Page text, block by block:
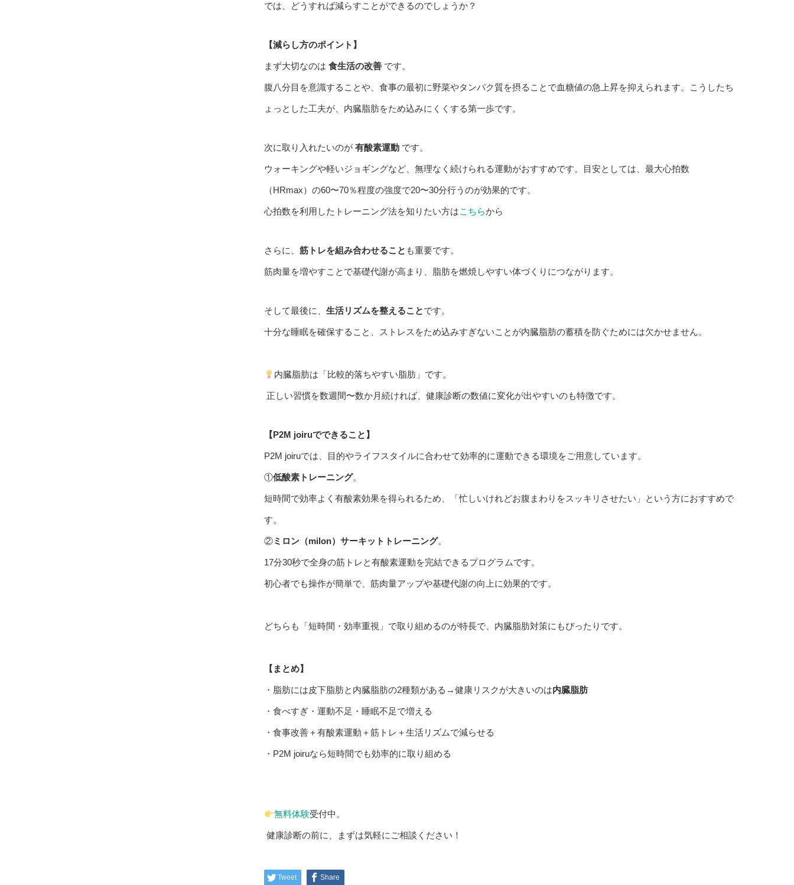
では、どうすれば減らすことができるのでしょうか？
【減らし方のポイント】
まず大切なのは 食生活の改善 です。
腹八分目を意識することや、食事の最初に野菜やタンパク質を摂ることで血糖値の急上昇を抑えられます。こうしたち
ょっとした工夫が、内臓脂肪をため込みにくくする第一歩です。
次に取り入れたいのが 有酸素運動 です。
ウォーキングや軽いジョギングなど、無理なく続けられる運動がおすすめです。目安としては、最大心拍数
（HRmax）の60〜70％程度の強度で20〜30分行うのが効果的です。
心拍数を利用したトレーニング法を知りたい方はこちらから
さらに、 筋トレを組み合わせること も重要です。
筋肉量を増やすことで基礎代謝が高まり、脂肪を燃焼しやすい体づくりにつながります。
そして最後に、 生活リズムを整えることです。
十分な睡眠を確保すること、ストレスをため込みすぎないことが内臓脂肪の蓄積を防ぐためには欠かせません。
内臓脂肪は「比較的落ちやすい脂肪」です。
正しい習慣を数週間〜数か月続ければ、健康診断の数値に変化が出やすいのも特徴です。
【P2M joiruでできること】
P2M joiruでは、目的やライフスタイルに合わせて効率的に運動できる環境をご用意しています。
①低酸素トレーニング。
短時間で効率よく有酸素効果を得られるため、「忙しいけれどお腹まわりをスッキリさせたい」という方におすすめで
す。
②ミロン（milon）サーキットトレーニング。
17分30秒で全身の筋トレと有酸素運動を完結できるプログラムです。
初心者でも操作が簡単で、筋肉量アップや基礎代謝の向上に効果的です。
どちらも「短時間・効率重視」で取り組めるのが特長で、内臓脂肪対策にもぴったりです。
【まとめ】
・脂肪には皮下脂肪と内臓脂肪の2種類がある→健康リスクが大きいのは内臓脂肪
・食べすぎ・運動不足・睡眠不足で増える
・食事改善＋有酸素運動＋筋トレ＋生活リズムで減らせる
・P2M joiruなら短時間でも効率的に取り組める
無料体験受付中。
健康診断の前に、まずは気軽にご相談ください！
Tweet Share